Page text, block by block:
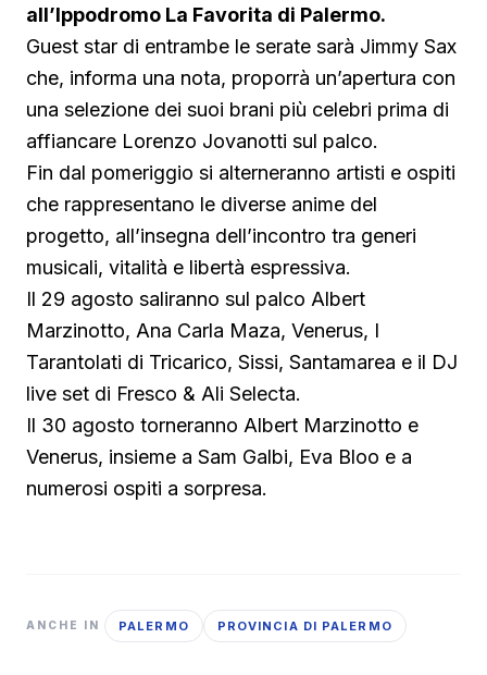
all’Ippodromo La Favorita di Palermo.
Guest star di entrambe le serate sarà Jimmy Sax
che, informa una nota, proporrà un’apertura con
una selezione dei suoi brani più celebri prima di
affiancare Lorenzo Jovanotti sul palco.
Fin dal pomeriggio si alterneranno artisti e ospiti
che rappresentano le diverse anime del
progetto, all’insegna dell’incontro tra generi
musicali, vitalità e libertà espressiva.
Il 29 agosto saliranno sul palco Albert
Marzinotto, Ana Carla Maza, Venerus, I
Tarantolati di Tricarico, Sissi, Santamarea e il DJ
live set di Fresco & Ali Selecta.
Il 30 agosto torneranno Albert Marzinotto e
Venerus, insieme a Sam Galbi, Eva Bloo e a
numerosi ospiti a sorpresa.
ANCHE IN PALERMO PROVINCIA DI PALERMO